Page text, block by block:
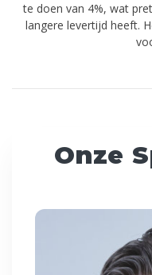
te doen van 4%, wat
langere levertijd heeft.
Onze